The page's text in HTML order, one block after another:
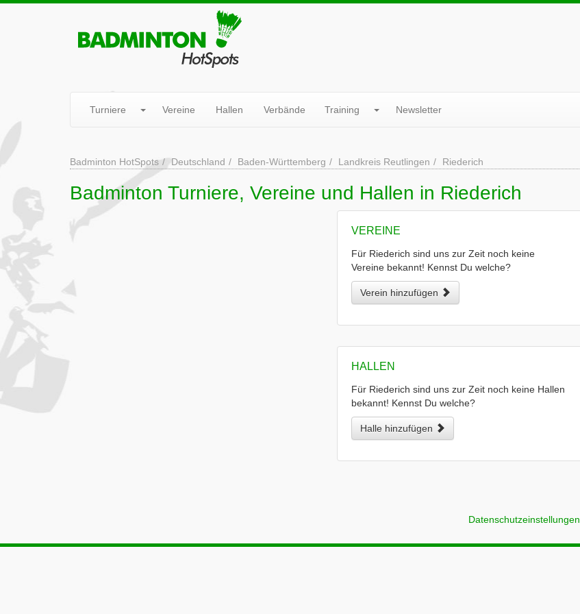
Turniere Vereine Hallen Verbände Training Newsletter
Badminton HotSpots Deutschland Baden-Württemberg Landkreis Reutlingen Riederich
Badminton Turniere, Vereine und Hallen in Riederich
VEREINE
Für Riederich sind uns zur Zeit noch keine
Vereine bekannt! Kennst Du welche?
Verein hinzufügen
HALLEN
Für Riederich sind uns zur Zeit noch keine Hallen
bekannt! Kennst Du welche?
Halle hinzufügen
Datenschutzeinstellungen